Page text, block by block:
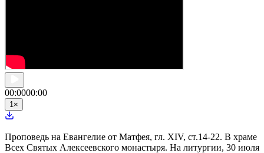
00:0000:00
1 ×
Проповедь на Евангелие от Матфея, гл. XIV, ст.14-22. В храме
Всех Святых Алексеевского монастыря. На литургии, 30 июля